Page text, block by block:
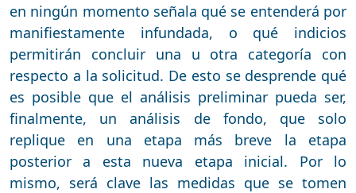
en ningún momento señala qué se entenderá por
manifiestamente infundada, o qué indicios
permitirán concluir una u otra categoría con
respecto a la solicitud. De esto se desprende qué
es posible que el análisis preliminar pueda ser,
finalmente, un análisis de fondo, que solo
replique en una etapa más breve la etapa
posterior a esta nueva etapa inicial. Por lo
mismo, será clave las medidas que se tomen